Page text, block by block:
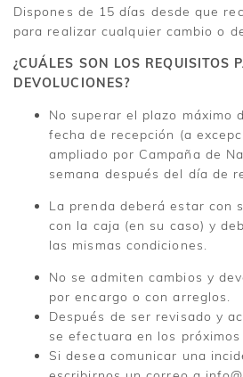
Dispones de 15 días desde que
para realizar cualquier cambio o
¿CUÁLES SON LOS REQUISITOS
DEVOLUCIONES?
No superar el plazo máximo
fecha de recepción (a
ampliado por Campaña de
semana después del día de
La prenda deberá estar con
con la caja (en su caso) y
las mismas condiciones.
No se admiten cambios y
por encargo o con arreglos.
Después de ser revisado y
se efectuara en los próximos
Si desea comunicar una